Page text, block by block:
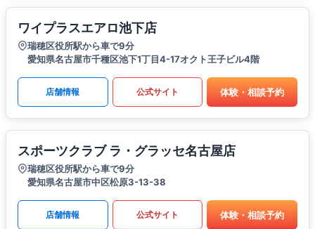
ワイプラスエアロ池下店
瑞穂区役所駅から車で9分
愛知県名古屋市千種区池下1丁目4-17オクト王子ビル4階
店舗情報 公式サイト 体験・相談予約
スポーツクラブ ラ・グラッセ名古屋店
瑞穂区役所駅から車で9分
愛知県名古屋市中区松原3-13-38
店舗情報 公式サイト 体験・相談予約